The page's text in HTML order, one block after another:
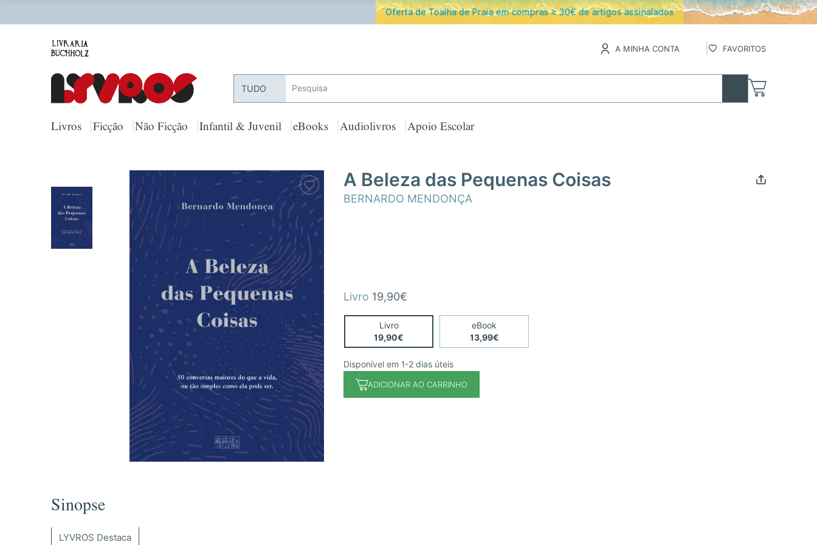
Oferta de Toalha de Praia em compras ≥ 30€ de artigos assinalados
A MINHA CONTA FAVORITOS
TUDO
Livros Ficção Não Ficção Infantil & Juvenil eBooks Audiolivros Apoio Escolar
A Beleza das Pequenas Coisas
BERNARDO MENDONÇA
Livro 19,90€
Livro
19,90€
eBook
13,99€
Disponível em 1-2 dias úteis
ADICIONAR AO CARRINHO
Sinopse
LYVROS Destaca